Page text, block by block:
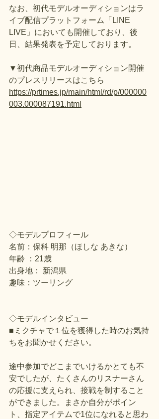
なお、初代モデルオーディションはラ
イブ配信プラットフォーム「LINE
LIVE」においても開催しており、後
日、結果発表を予定しております。
▼初代商品モデルオーディション開催
のプレスリリースはこちら
https://prtimes.jp/main/html/rd/p/000000
003.000087191.html
◇モデルプロフィール
名前：保科 明那（ほしな あきな）
年齢 ：21歳
出身地： 新潟県
趣味：ツーリング
◇モデルインタビュー
■ミクチャで１位を獲得した時のお気持
ちをお聞かせください。
途中参加でどこまでいけるかとても不
安でしたが、たくさんのリスナーさん
の応援に支えられ、接戦を制すること
ができました。まさか自分がポイン
ト、指定アイテムで1位になれると思わ